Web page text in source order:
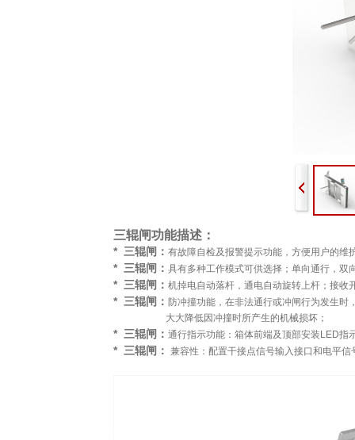
三辊闸功能描述：
* 三辊闸： 有故障自检及报警提示功能，方便用户的维
* 三辊闸： 具有多种工作模式可供选择；单向通行，双
* 三辊闸： 机掉电自动落杆，通电自动旋转上杆；接收
* 三辊闸： 防冲撞功能，在非法通行或冲闸行为发生
大大降低因冲撞时所产生的机械损坏；
* 三辊闸： 通行指示功能：箱体前端及顶部安装LED指
* 三辊闸： 兼容性：配置干接点信号输入接口和电平